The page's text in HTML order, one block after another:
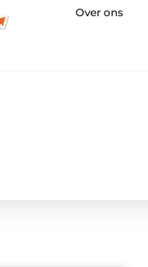
Over ons